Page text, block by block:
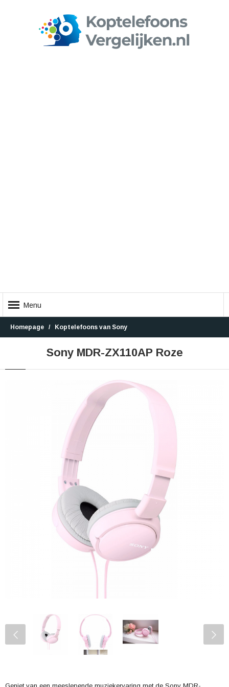
Menu
Homepage Koptelefoons van Sony
Sony MDR-ZX110AP Roze